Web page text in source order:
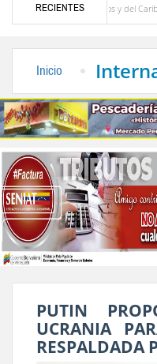
RECIENTES
Centroamericanos y del Caribe
Inicio
PUTIN
UCRANIA
RESPALDADA